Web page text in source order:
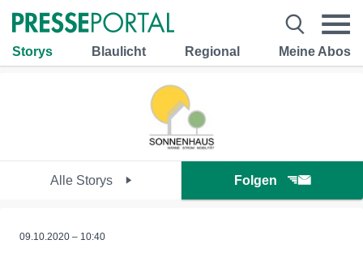
Storys Blaulicht Regional Meine Abos
Alle Storys Folgen
09.10.2020 – 10:40